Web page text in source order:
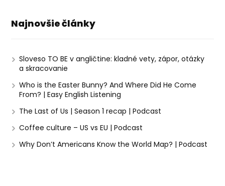
Najnovšie články
Sloveso TO BE v angličtine: kladné vety, zápor, otázky
a skracovanie
Who is the Easter Bunny? And Where Did He Come
From? | Easy English Listening
The Last of Us | Season 1 recap | Podcast
Coffee culture – US vs EU | Podcast
Why Don’t Americans Know the World Map? | Podcast